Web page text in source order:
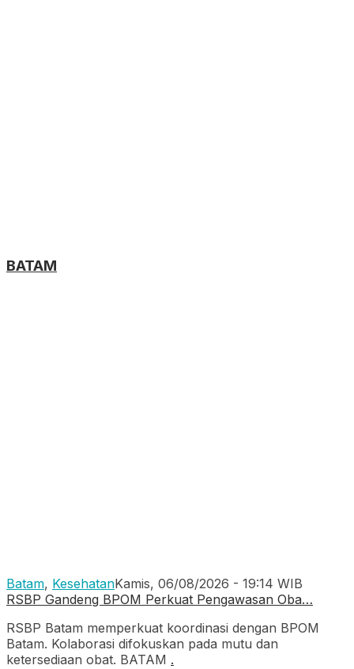
BATAM
Batam, KesehatanKamis, 06/08/2026 - 19:14 WIB
RSBP Gandeng BPOM Perkuat Pengawasan Oba…
RSBP Batam memperkuat koordinasi dengan BPOM
Batam. Kolaborasi difokuskan pada mutu dan
ketersediaan obat. BATAM .